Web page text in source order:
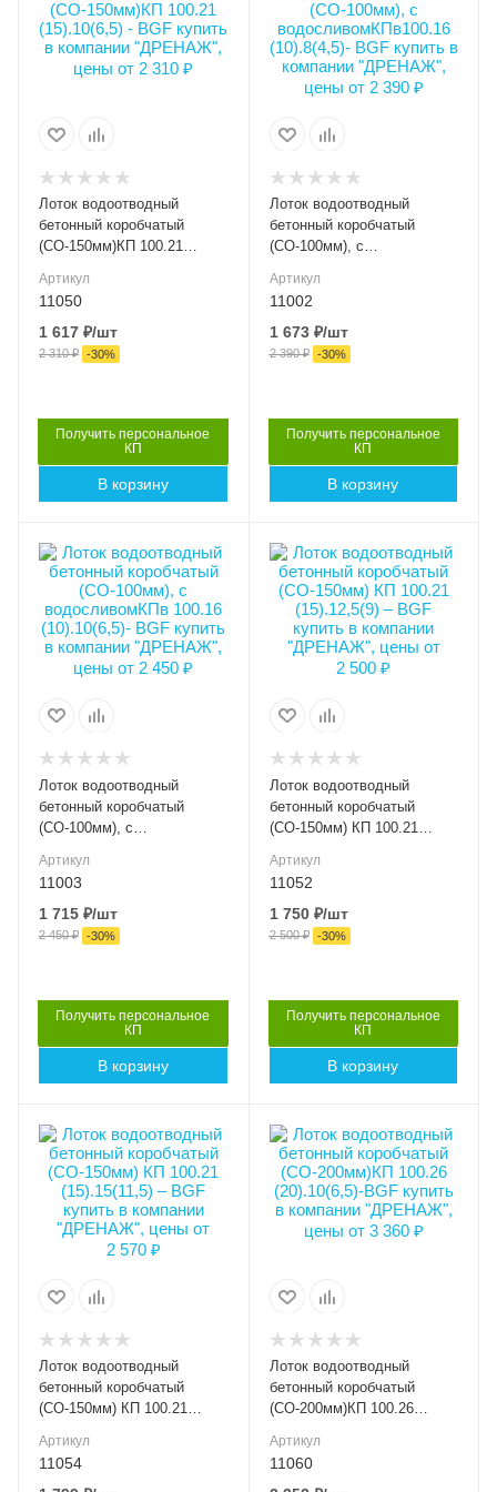
Длина, мм
1000
Длина, мм
1000
Ширина внешняя (мм)
210
DN150
65
Класс нагрузки
C250
Материал лотка и
решетки
Вес, кг
BGF 30
Артикул
1000
Лоток водоотводный
бетонный коробчатый
(СО-150мм)КП 100.21
Артикул
11050
1 617 ₽/шт
2 310₽ -30%
Получить персональное
КП
В корзину
Ширина внешняя (мм)
160
Ширина внутренняя
DN100
45
Класс нагрузки
C250
Материал лотка и
решетки
Вес, кг
BGF 30
Артикул
1000
Лоток водоотводный
бетонный коробчатый
(СО-100мм), с
(10).8(4,5)- BGF
Артикул
11002
1 673₽/шт
2 390₽ -30%
Получить персональное
КП
В корзину
Высота внешняя (мм)
100
Ширина внешняя (мм)
160
Ширина внутренняя
DN100
65
Класс нагрузки
C250
Материал лотка и
решетки
Вес, кг
BGF 30
Артикул
1000
Лоток водоотводный
бетонный коробчатый
(СО-100мм), с
(10).10(6,5)- BGF
Артикул
11003
1 715 ₽/шт
2 450₽ -30%
Получить персональное
КП
В корзину
Высота внешняя (мм)
125
Ширина внешняя (мм)
210
Ширина внутренняя
DN150
90
Класс нагрузки
C250
Материал лотка и
решетки
Вес, кг
BGF 30
Артикул
1000
Лоток водоотводный
бетонный коробчатый
(СО-150мм) КП 100.21
Артикул
11052
1 750₽/шт
2 500₽ -30%
Получить персональное
КП
В корзину
Высота внешняя (мм)
150
Ширина внешняя (мм)
210
Ширина внутренняя
DN150
115
Класс нагрузки
C250
Материал лотка и
решетки
Лоток водоотводный
бетонный коробчатый
(СО-150мм) КП 100.21
Артикул
11054
Высота внешняя (мм)
100
Ширина внешняя (мм)
260
DN200
65
Класс нагрузки
C250
Материал лотка и
решетки
Лоток водоотводный
бетонный коробчатый
(СО-200мм)КП 100.26
Артикул
11060